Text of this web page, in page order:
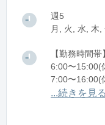
週5
月, 火, 水, 木,
【勤務時間
6:00〜15:00(
7:00〜16:00(
8:00〜17:00(
...続きを見る